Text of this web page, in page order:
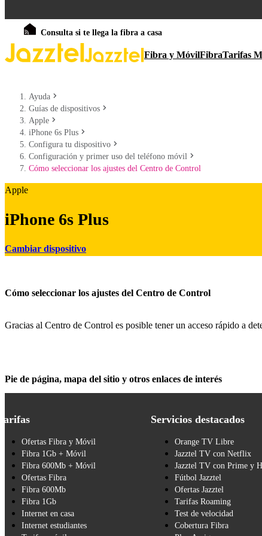
Consulta si te llega la fibra a casa
Fibra y MóvilFibraTarifas
Ayuda
Guías de dispositivos
Apple
iPhone 6s Plus
Configura tu dispositivo
Configuración y primer uso del teléfono móvil
Cómo seleccionar los ajustes del Centro de Control
Apple
iPhone 6s Plus
Cambiar dispositivo
Cómo seleccionar los ajustes del Centro de Control
Gracias al Centro de Control es posible tener un acceso rápido a
Pie de página, mapa del sitio y otros enlaces de interés
Ofertas Fibra y Móvil
Fibra 1Gb + Móvil
Fibra 600Mb + Móvil
Ofertas Fibra
Fibra 600Mb
Fibra 1Gb
Internet en casa
Internet estudiantes
Servicios destacados
Orange TV Libre
Jazztel TV con Netflix
Jazztel TV con Prime y
Fútbol Jazztel
Ofertas Jazztel
Tarifas Roaming
Test de velocidad
Cobertura Fibra